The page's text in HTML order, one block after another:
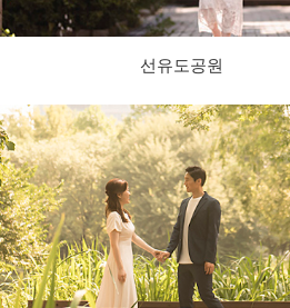
선유도공원